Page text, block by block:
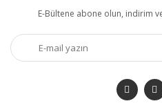
E-Bültene abone olun, indirim